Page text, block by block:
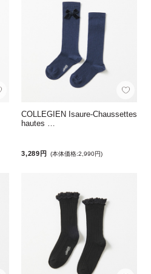
COLLEGIEN Isaure-Chaussettes
hautes …
3,289円 (本体価格:2,990円)